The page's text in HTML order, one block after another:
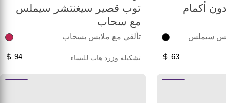
أكمام
سيملس
63
توب قصير سيغنتشر سيملس
مع سحاب
تألقي مع ملابس بسحاب
تشكيلة وزرد هات للنساء 94